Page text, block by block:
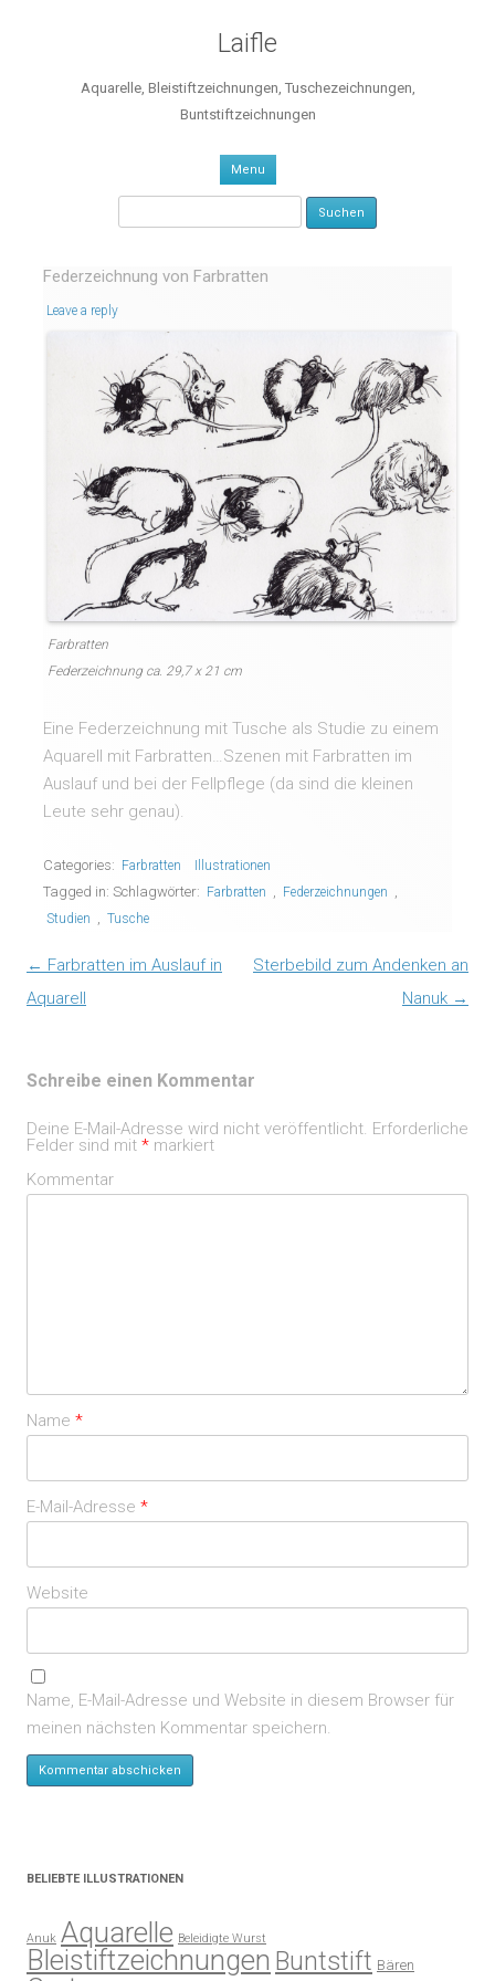
Laifle
Aquarelle, Bleistiftzeichnungen, Tuschezeichnungen,
Buntstiftzeichnungen
Menu
Suchen nach:
Federzeichnung von Farbratten
Leave a reply
Farbratten
Federzeichnung ca. 29,7 x 21 cm
Eine Federzeichnung mit Tusche als Studie zu einem
Aquarell mit Farbratten…Szenen mit Farbratten im
Auslauf und bei der Fellpflege (da sind die kleinen
Leute sehr genau).
Categories: Farbratten Illustrationen
Tagged in: Schlagwörter: Farbratten Federzeichnungen
Studien Tusche
Post navigation
← Farbratten im Auslauf in
Aquarell
Sterbebild zum Andenken an
Nanuk →
Schreibe einen Kommentar
Deine E-Mail-Adresse wird nicht veröffentlicht. Erforderliche
Felder sind mit * markiert
Kommentar
Name *
E-Mail-Adresse *
Website
Name, E-Mail-Adresse und Website in diesem Browser für
meinen nächsten Kommentar speichern.
BELIEBTE ILLUSTRATIONEN
Anuk Aquarelle Beleidigte Wurst
Bleistiftzeichnungen Buntstift Bären